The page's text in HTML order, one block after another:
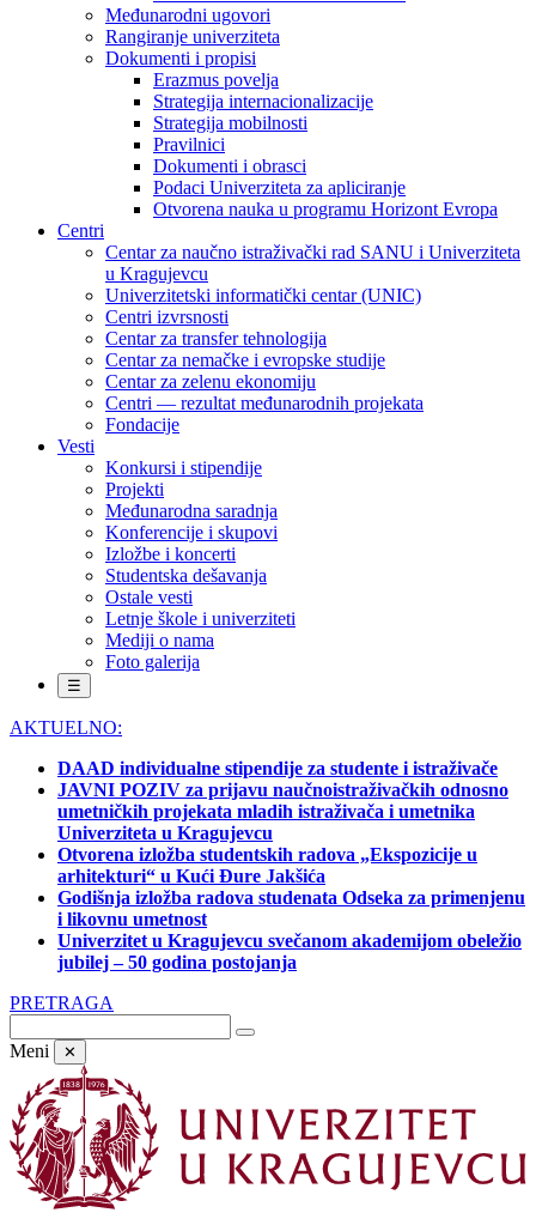
Međunarodni ugovori
Rangiranje univerziteta
Dokumenti i propisi
Erazmus povelja
Strategija internacionalizacije
Strategija mobilnosti
Pravilnici
Dokumenti i obrasci
Podaci Univerziteta za apliciranje
Otvorena nauka u programu Horizont Evropa
Centri
Centar za naučno istraživački rad SANU i Univerziteta
u Kragujevcu
Univerzitetski informatički centar (UNIC)
Centri izvrsnosti
Centar za transfer tehnologija
Centar za nemačke i evropske studije
Centar za zelenu ekonomiju
Centri — rezultat međunarodnih projekata
Fondacije
Vesti
Konkursi i stipendije
Projekti
Međunarodna saradnja
Konferencije i skupovi
Izložbe i koncerti
Studentska dešavanja
Ostale vesti
Letnje škole i univerziteti
Mediji o nama
Foto galerija
☰
AKTUELNO:
DAAD individualne stipendije za studente i istraživače
JAVNI POZIV za prijavu naučnoistraživačkih odnosno
umetničkih projekata mladih istraživača i umetnika
Univerziteta u Kragujevcu
Otvorena izložba studentskih radova „Ekspozicije u
arhitekturi“ u Kući Đure Jakšića
Godišnja izložba radova studenata Odseka za primenjenu
i likovnu umetnost
Univerzitet u Kragujevcu svečanom akademijom obeležio
jubilej – 50 godina postojanja
PRETRAGA
Meni ✕